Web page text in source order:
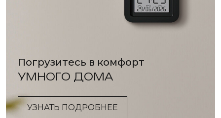
Погрузитесь в комфорт
УМНОГО ДОМА
УЗНАТЬ ПОДРОБНЕЕ